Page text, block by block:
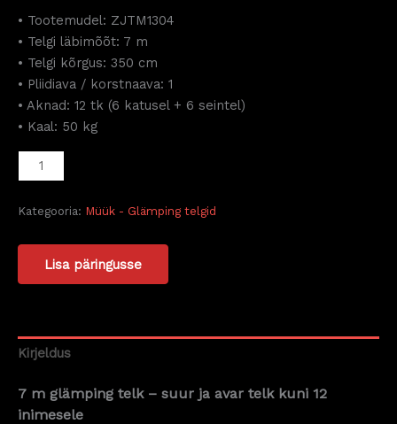
• Tootemudel: ZJTM1304
• Telgi läbimõõt: 7 m
• Telgi kõrgus: 350 cm
• Pliidiava / korstnaava: 1
• Aknad: 12 tk (6 katusel + 6 seintel)
• Kaal: 50 kg
Kategooria: Müük - Glämping telgid
Lisa päringusse
Kirjeldus
7 m glämping telk – suur ja avar telk kuni 12
inimesele